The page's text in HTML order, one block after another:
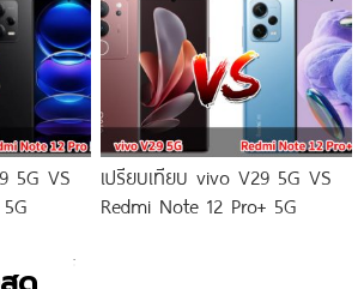
5G VS
เปรียบเทียบ vivo V29 5G VS
Redmi Note 12 Pro+ 5G